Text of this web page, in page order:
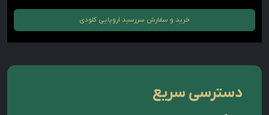
خرید و سفارش سررسید اروپایی کلودی
دسترسی سریع